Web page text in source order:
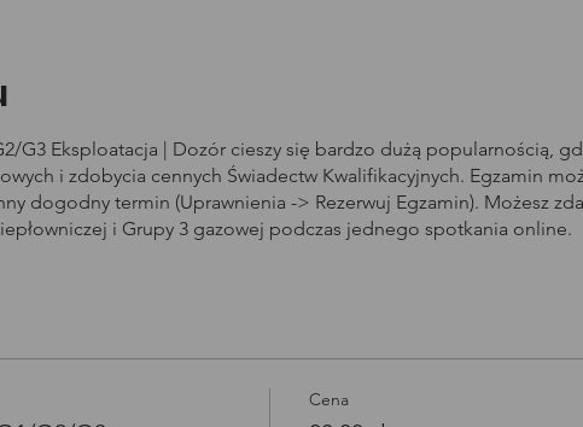
G3 Eksploatacja | Dozór cieszy się bardzo dużą popularnością,
i zdobycia cennych Świadectw Kwalifikacyjnych. Egzamin
dogodny termin (Uprawnienia -> Rezerwuj Egzamin). Możesz
i Grupy 3 gazowej podczas jednego spotkania online.
Cena